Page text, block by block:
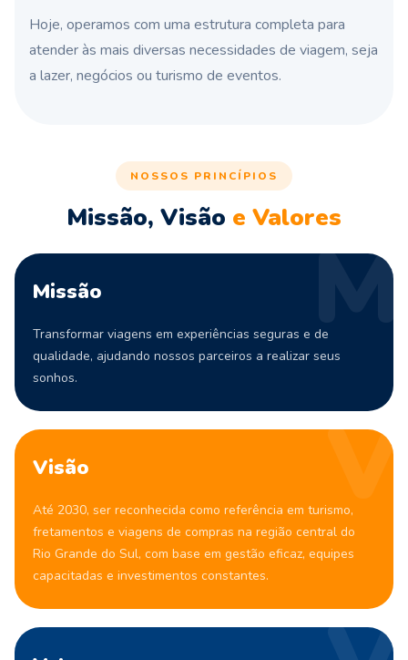
Hoje, operamos com uma estrutura completa para
atender às mais diversas necessidades de viagem, seja
a lazer, negócios ou turismo de eventos.
NOSSOS PRINCÍPIOS
Missão, Visão e Valores
M
Missão
Transformar viagens em experiências seguras e de
qualidade, ajudando nossos parceiros a realizar seus
sonhos.
V
Visão
Até 2030, ser reconhecida como referência em turismo,
fretamentos e viagens de compras na região central do
Rio Grande do Sul, com base em gestão eficaz, equipes
capacitadas e investimentos constantes.